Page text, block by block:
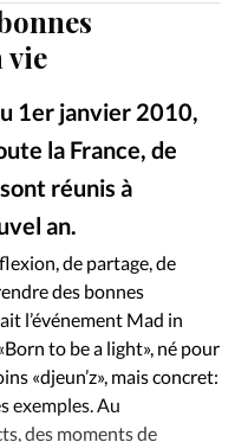
Culture
réveil
Monde
Relations Aujourd'hui
vie
1er janvier 2010,
la France, de
réunis à
an.
de partage, de
des bonnes
l’événement Mad in
to be a light», né pour
«djeun’z», mais concret:
exemples. Au
des moments de